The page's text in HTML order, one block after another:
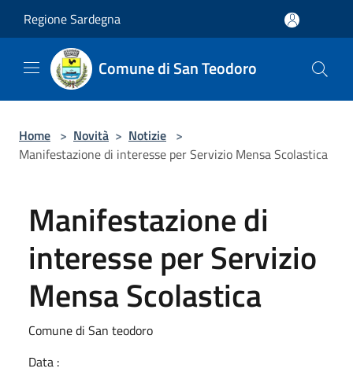
Regione Sardegna
Comune di San Teodoro
Home > Novità > Notizie >
Manifestazione di interesse per Servizio Mensa Scolastica
Manifestazione di
interesse per Servizio
Mensa Scolastica
Comune di San teodoro
Data :